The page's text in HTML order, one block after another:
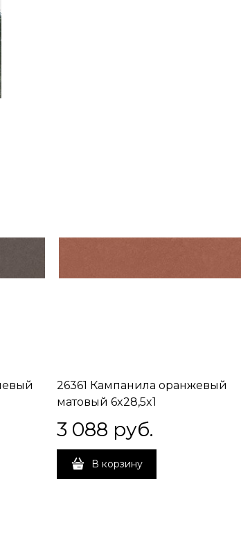
26361 Кампанила оранжевый
матовый 6x28,5x1
3 088 руб.
В корзину